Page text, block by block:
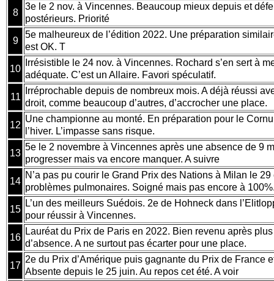
8
3e le 2 nov. à Vincennes. Beaucoup mieux depuis et
postérieurs. Priorité
9
5e malheureux de l’édition 2022. Une préparation
est OK. T
10
Irrésistible le 24 nov. à Vincennes. Rochard s’en sert à
adéquate. C’est un Allaire. Favori spéculatif.
11
Irréprochable depuis de nombreux mois. A déjà réussi
droit, comme beaucoup d’autres, d’accrocher une place.
12
Une championne au monté. En préparation pour le
l’hiver. L’impasse sans risque.
13
5e le 2 novembre à Vincennes après une absence de 9
progresser mais va encore manquer. A suivre
14
N’a pas pu courir le Grand Prix des Nations à Milan le 29
problèmes pulmonaires. Soigné mais pas encore à
15
L’un des meilleurs Suédois. 2e de Hohneck dans
pour réussir à Vincennes.
16
Lauréat du Prix de Paris en 2022. Bien revenu après plus
d’absence. A ne surtout pas écarter pour une place.
17
2e du Prix d’Amérique puis gagnante du Prix de France
Absente depuis le 25 juin. Au repos cet été. A voir